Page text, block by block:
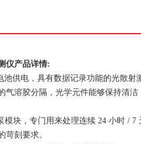
仪产品详情:
池供电，具有数据记录功能的光散
气溶胶分隔，光学元件能够保持清
模块，专门用来处理连续 24 小时 /
苛刻要求。